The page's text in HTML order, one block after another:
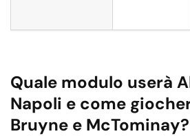
Quale modulo userà
Napoli e come
Bruyne e McTominay?